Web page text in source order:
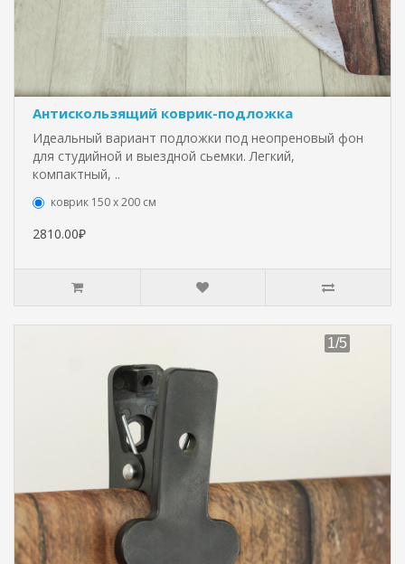
Антискользящий коврик-подложка
Идеальный вариант подложки под неопреновый фон
для студийной и выездной сьемки. Легкий,
компактный, ..
коврик 150 х 200 см
2810.00₽